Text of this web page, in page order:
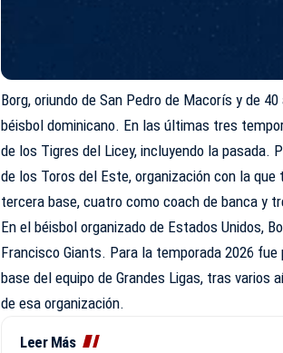
Borg, oriundo de San Pedro de Macorís y de
béisbol dominicano. En las últimas tres
de los Tigres del Licey, incluyendo la
de los Toros del Este, organización con la
tercera base, cuatro como coach de banca y
En el béisbol organizado de Estados Unidos,
Francisco Giants. Para la temporada 2026
base del equipo de Grandes Ligas, tras varios
de esa organización.
Leer Más